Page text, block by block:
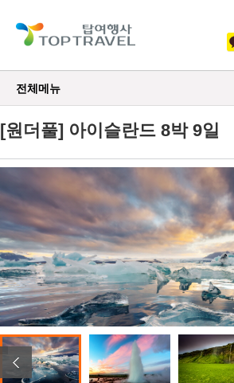
전체메뉴
[원더풀] 아이슬란드 8박 9일